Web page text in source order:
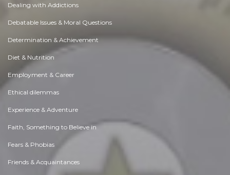
Dealing with Addictions
Debatable Issues & Moral Questions
Determination & Achievement
Diet & Nutrition
Employment & Career
Ethical dilemmas
Experience & Adventure
Faith, Something to Believe in
Fears & Phobias
Friends & Acquaintances